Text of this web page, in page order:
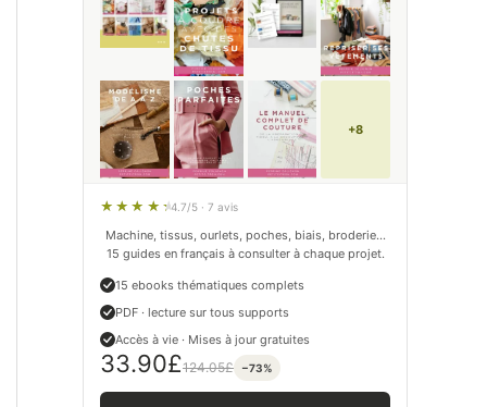
+8
4.7/5 · 7 avis
Machine, tissus, ourlets, poches, biais, broderie…
15 guides en français à consulter à chaque projet.
15 ebooks thématiques complets
PDF · lecture sur tous supports
Accès à vie · Mises à jour gratuites
33.90£124.05£ −73%